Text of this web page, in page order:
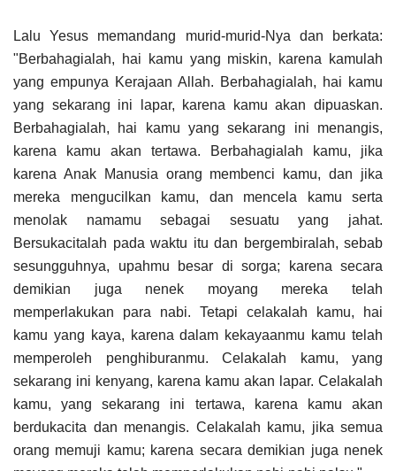
Lalu Yesus memandang murid-murid-Nya dan berkata:
"Berbahagialah, hai kamu yang miskin, karena kamulah
yang empunya Kerajaan Allah. Berbahagialah, hai kamu
yang sekarang ini lapar, karena kamu akan dipuaskan.
Berbahagialah, hai kamu yang sekarang ini menangis,
karena kamu akan tertawa. Berbahagialah kamu, jika
karena Anak Manusia orang membenci kamu, dan jika
mereka mengucilkan kamu, dan mencela kamu serta
menolak namamu sebagai sesuatu yang jahat.
Bersukacitalah pada waktu itu dan bergembiralah, sebab
sesungguhnya, upahmu besar di sorga; karena secara
demikian juga nenek moyang mereka telah
memperlakukan para nabi. Tetapi celakalah kamu, hai
kamu yang kaya, karena dalam kekayaanmu kamu telah
memperoleh penghiburanmu. Celakalah kamu, yang
sekarang ini kenyang, karena kamu akan lapar. Celakalah
kamu, yang sekarang ini tertawa, karena kamu akan
berdukacita dan menangis. Celakalah kamu, jika semua
orang memuji kamu; karena secara demikian juga nenek